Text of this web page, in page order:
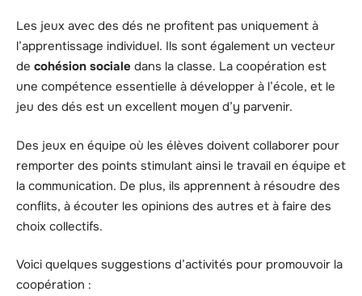
Les jeux avec des dés ne profitent pas uniquement à
l’apprentissage individuel. Ils sont également un vecteur
de cohésion sociale dans la classe. La coopération est
une compétence essentielle à développer à l’école, et le
jeu des dés est un excellent moyen d’y parvenir.
Des jeux en équipe où les élèves doivent collaborer pour
remporter des points stimulant ainsi le travail en équipe et
la communication. De plus, ils apprennent à résoudre des
conflits, à écouter les opinions des autres et à faire des
choix collectifs.
Voici quelques suggestions d’activités pour promouvoir la
coopération :